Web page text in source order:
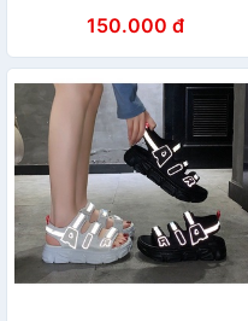
150.000 đ